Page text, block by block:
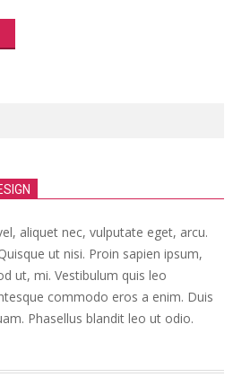
aliquet nec, vulputate eget, arcu.
ut nisi. Proin sapien ipsum,
ut, mi. Vestibulum quis leo
commodo eros a enim. Duis
Phasellus blandit leo ut odio.